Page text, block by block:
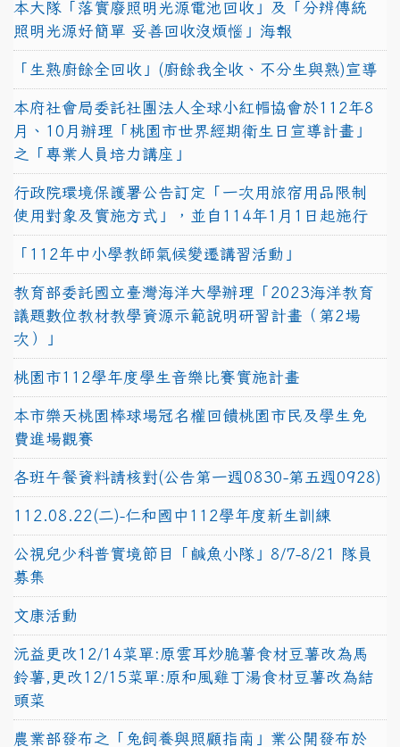
本大隊「落實廢照明光源電池回收」及「分辨傳統
照明光源好簡單 妥善回收沒煩惱」海報
「生熟廚餘全回收」(廚餘我全收、不分生與熟)宣導
本府社會局委託社團法人全球小紅帽協會於112年8
月、10月辦理「桃園市世界經期衛生日宣導計畫」
之「專業人員培力講座」
行政院環境保護署公告訂定「一次用旅宿用品限制
使用對象及實施方式」，並自114年1月1日起施行
「112年中小學教師氣候變遷講習活動」
教育部委託國立臺灣海洋大學辦理「2023海洋教育
議題數位教材教學資源示範說明研習計畫（第2場
次）」
桃園市112學年度學生音樂比賽實施計畫
本市樂天桃園棒球場冠名權回饋桃園市民及學生免
費進場觀賽
各班午餐資料請核對(公告第一週0830-第五週0928)
112.08.22(二)-仁和國中112學年度新生訓練
公視兒少科普實境節目「鹹魚小隊」8/7-8/21 隊員
募集
文康活動
沅益更改12/14菜單:原雲耳炒脆薯食材豆薯改為馬
鈴薯,更改12/15菜單:原和風雞丁湯食材豆薯改為結
頭菜
農業部發布之「兔飼養與照顧指南」業公開發布於